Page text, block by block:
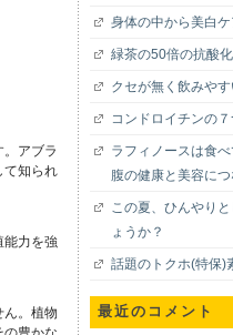
アブラ
て知られ
能力を強
ん。植物
身体の中から美白ケ
緑茶の50倍の抗酸
クセが無く飲みやす
コンドロイチンの
ラフィノースは食
腹の健康と美容につ
この夏、ひんやり
ょうか？
話題のトクホ(特保)
最近のコメント